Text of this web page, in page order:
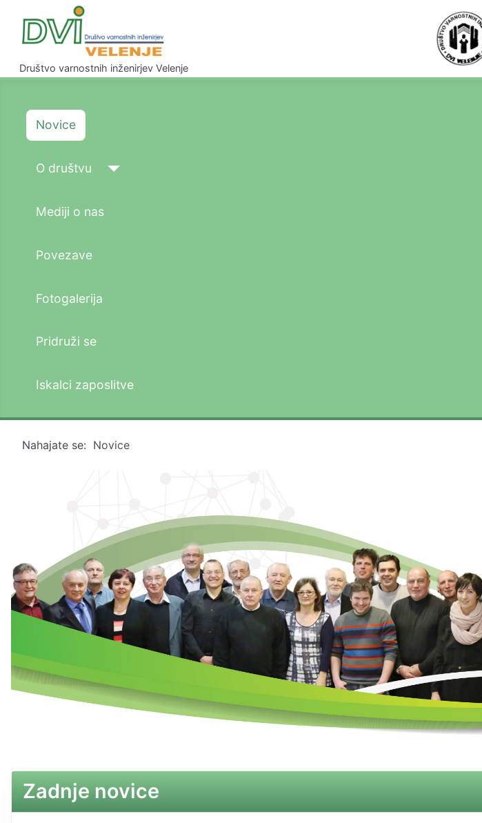
Društvo varnostnih inženirjev Velenje
Novice
O društvu
Mediji o nas
Povezave
Fotogalerija
Pridruži se
Iskalci zaposlitve
Nahajate se: Novice
Zadnje novice